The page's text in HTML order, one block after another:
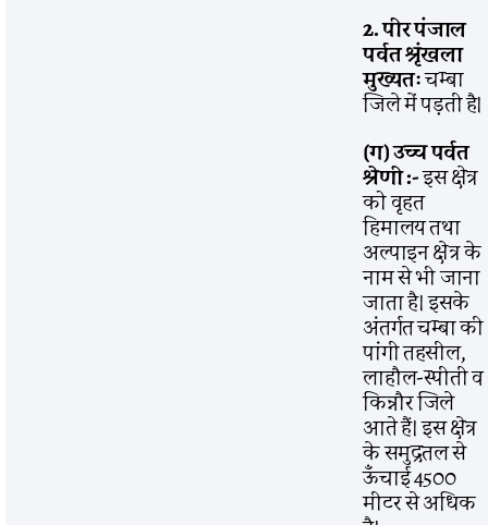
2. पीर पंजाल
पर्वत श्रृंखला
मुख्यतःचम्बा
जिले में पड़ती है।
(ग) उच्च पर्वत
श्रेणी :-इस क्षेत्र
को वृहत
हिमालय तथा
अल्पाइन क्षेत्र के
नाम से भी जाना
जाता है। इसके
अंतर्गत चम्बा की
पांगी तहसील,
लाहौल-स्पीती व
किन्नौर जिले
आते हैं। इस क्षेत्र
के समुद्रतल से
ऊँचाई 4500
मीटर से अधिक